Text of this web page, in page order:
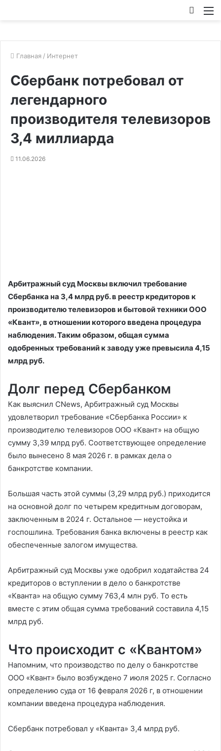
Главная / Интернет
Сбербанк потребовал от
легендарного
производителя телевизоров
3,4 миллиарда
11.06.2026
Арбитражный суд Москвы включил требование
Сбербанка на 3,4 млрд руб. в реестр кредиторов к
производителю телевизоров и бытовой техники ООО
«Квант», в отношении которого введена процедура
наблюдения. Таким образом, общая сумма
одобренных требований к заводу уже превысила 4,15
млрд руб.
Долг перед Сбербанком
Как выяснил CNews, Арбитражный суд Москвы
удовлетворил требование «Сбербанка России» к
производителю телевизоров ООО «Квант» на общую
сумму 3,39 млрд руб. Соответствующее определение
было вынесено 8 мая 2026 г. в рамках дела о
банкротстве компании.
Большая часть этой суммы (3,29 млрд руб.) приходится
на основной долг по четырем кредитным договорам,
заключенным в 2024 г. Остальное — неустойка и
госпошлина. Требования банка включены в реестр как
обеспеченные залогом имущества.
Арбитражный суд Москвы уже одобрил ходатайства 24
кредиторов о вступлении в дело о банкротстве
«Кванта» на общую сумму 763,4 млн руб. То есть
вместе с этим общая сумма требований составила 4,15
млрд руб.
Что происходит с «Квантом»
Напомним, что производство по делу о банкротстве
ООО «Квант» было возбуждено 7 июля 2025 г. Согласно
определению суда от 16 февраля 2026 г, в отношении
компании введена процедура наблюдения.
Сбербанк потребовал у «Кванта» 3,4 млрд руб.